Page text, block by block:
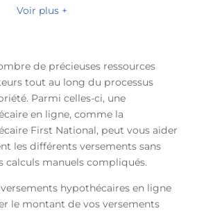
Voir plus +
de précieuses ressources
tout au long du processus
Parmi celles-ci, une
en ligne, comme la
First National, peut vous aider
les différents versements sans
calculs manuels compliqués.
hypothécaires en ligne
le montant de vos versements